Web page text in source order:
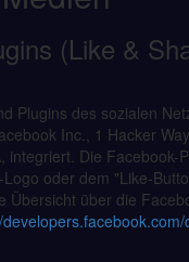
(Like &
Plugins des sozialen
Inc., 1 Hacker
integriert. Die Facebook-
oder dem "Like-
Übersicht über die